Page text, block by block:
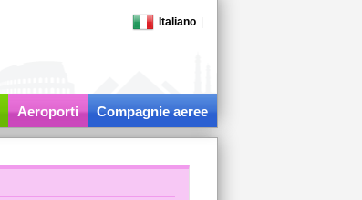
Italiano
Aeroporti Compagnie aeree